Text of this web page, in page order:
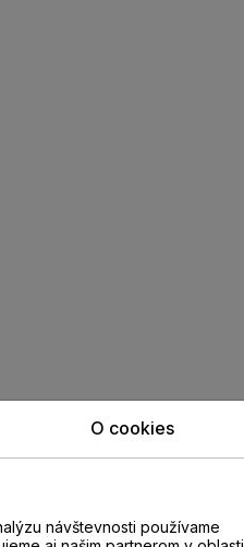
O cookies
návštevnosti používame